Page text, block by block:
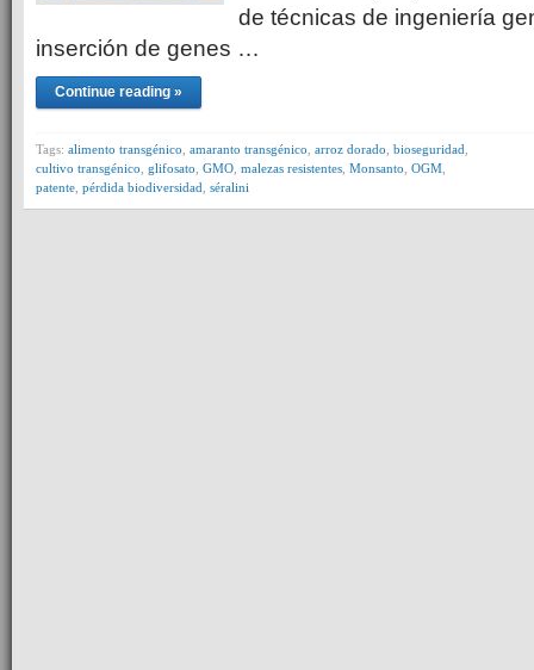
de técnicas de ingeniería
inserción de genes …
Continue reading »
Tags: alimento transgénico amaranto transgénico arroz dorado bioseguridad
cultivo transgénico glifosato GMO malezas resistentes Monsanto OGM
patente pérdida biodiversidad séralini